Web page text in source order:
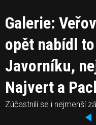
Galerie:
opět nabídl
Javorníku,
Najvert a
Zúčastnili se i nejmenší